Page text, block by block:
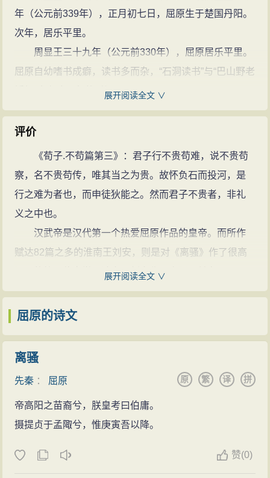
篇，《离骚》、《天问》、《招魂》各一篇。
大体说来，《离骚》《天问》《九歌》可以作为屈
原作品三种类型的代表。《九章》《远游》《卜居》
《渔父》《招魂》《大招》，其内容与风格可与《离
重在表现作者内心的情愫。《离骚》是屈原以自己
作的重点。《天问》是屈原根据神话、传说材料创作的
诗篇，着重表现作者的学术造诣及其历史观和自然观。
《九歌》是楚国祀神乐曲，经屈原加工、润色而成，在
人物感情的抒发和环境气氛的描述上，充满浓厚的生活
气息。然而是代人或代神表述，并非作者自我抒情，它
更多地显示了南楚文学传统的痕迹。《离骚》一组，
《九歌》一组，构成了屈原作品的基本风格。
理想
屈原的作品是他坚持“美政”理想，与腐朽的楚国贵族
集团进行斗争的实录。他的“美政”理想表现在作品中，就
是“举贤而授能兮，循绳墨而不颇”(《离骚》)。所谓“举贤
授能”，就是不分贵贱，把真正有才能的人选拔上来治理
以奴隶傅说、屠夫吕望、商贩宁戚的历史事迹为例，说
明了不拘身分选拔人才的合理性。所谓“循绳墨而不颇”，
就是修明法度，即法不阿贵，限制旧贵族的种种特权。
年（公元前339年），正月初七日，屈原生于楚国丹阳。
次年，居乐平里。
周显王三十九年（公元前330年），屈原居乐平里。
屈原自幼嗜书成癖，读书多而杂，“石洞读书”与“巴山野老
授经”当在这一年的时间。
周显王四十年（公元前329年），居乐平里。屈原虽
出身贵族，但因自幼生活在民众之中，加以家庭的良好
影响，故而十分同情贫穷的百姓，从这时起，小小年纪
便做了许多体恤民众的好事，博得了众口一词的赞誉。
初露才华
周显王四十八年（公元前321年），秦军犯境，屈原
组织乐平里的青年奋力抗击，他一方面居高临下地对青
年们进行思想教育，一方面巧用各种战术，机智果敢地
周慎靓王元年（公元前320年），仲春三月，屈原应
周慎靓王二年（公元前319年），升任楚怀王左徒。
这一年的深秋，屈原首次使齐。
周慎靓王三年（公元前318年），忙于楚之内政外交
工作。五国联兵攻秦，屈原随军而前。
任职高位
三闾大夫屈原 《史记·屈原贾生列传》：屈原者，名
声），明于治乱，娴于辞令。入则与王图议国事，以出
展开阅读全文 ∨
评价
《荀子.不苟篇第三》：君子行不贵苟难，说不贵苟
察，名不贵苟传，唯其当之为贵。故怀负石而投河，是
行之难为者也，而申徒狄能之。然而君子不贵者，非礼
义之中也。
汉武帝是汉代第一个热爱屈原作品的皇帝。而所作
赋达82篇之多的淮南王刘安，则是对《离骚》作了很高
评价的第一位文学理论家。刘安称《离骚》兼有《国
风》、《小雅》之长，它体现了屈原“浮游尘埃之外”的人
格风范，可“与日月争光”。其后，司马迁为屈原作传，不
删定《春秋》相提并论。他称前者“其文约，其辞微，其
但是，后汉的历史学家班固却不以司马迁对屈原之
评赞为然。虽然”弘博丽雅，为辞赋宗。后世莫不斟酌其
英华，则象其从空。”但，他对屈原的评价是：“虽非是明
展开阅读全文 ∨
屈原的诗文
离骚
先秦 ： 屈原 拼
译
繁
原
帝高阳之苗裔兮，朕皇考曰伯庸。
摄提贞于孟陬兮，惟庚寅吾以降。
赞(0)